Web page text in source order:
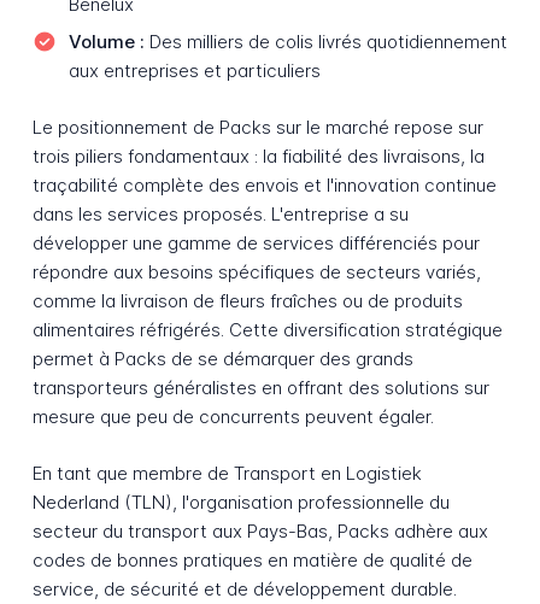
Volume : Des milliers de colis livrés quotidiennement
aux entreprises et particuliers
Le positionnement de Packs sur le marché repose sur
trois piliers fondamentaux : la fiabilité des livraisons, la
traçabilité complète des envois et l'innovation continue
dans les services proposés. L'entreprise a su
développer une gamme de services différenciés pour
répondre aux besoins spécifiques de secteurs variés,
comme la livraison de fleurs fraîches ou de produits
alimentaires réfrigérés. Cette diversification stratégique
permet à Packs de se démarquer des grands
transporteurs généralistes en offrant des solutions sur
mesure que peu de concurrents peuvent égaler.
En tant que membre de Transport en Logistiek
Nederland (TLN), l'organisation professionnelle du
secteur du transport aux Pays-Bas, Packs adhère aux
codes de bonnes pratiques en matière de qualité de
service, de sécurité et de développement durable.